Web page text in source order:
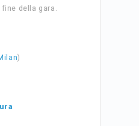
della gara.
)